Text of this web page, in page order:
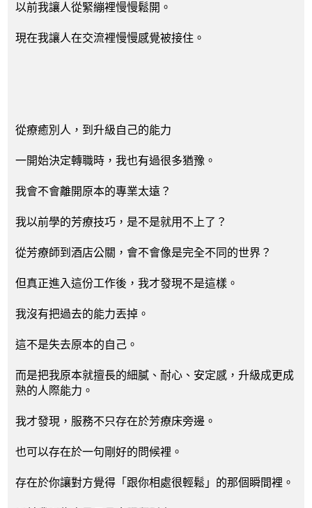
以前我讓人從緊繃裡慢慢鬆開。
現在我讓人在交流裡慢慢感覺被接住。
從療癒別人，到升級自己的能力
一開始決定轉職時，我也有過很多猶豫。
我會不會離開原本的專業太遠？
我以前學的芳療技巧，是不是就用不上了？
從芳療師到酒店公關，會不會像是完全不同的世界？
但真正進入這份工作後，我才發現不是這樣。
我沒有把過去的能力丟掉。
這不是失去原本的自己。
而是把我原本就擅長的細膩、耐心、安定感，升級成更成
熟的人際能力。
我才發現，服務不只存在於芳療床旁邊。
也可以存在於一句剛好的問候裡。
存在於你讓對方覺得「跟你相處很輕鬆」的那個瞬間裡。